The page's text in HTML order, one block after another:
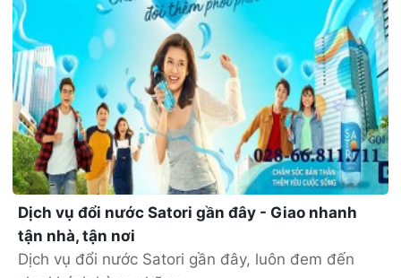
Dịch vụ đổi nước Satori gần đây - Giao nhanh
tận nhà, tận nơi
Dịch vụ đổi nước Satori gần đây, luôn đem đến